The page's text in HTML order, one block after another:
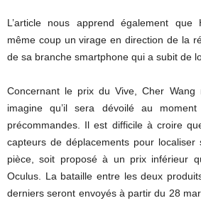
L’article nous apprend également
même coup un virage en direction de la
de sa branche smartphone qui a subit de
Concernant le prix du Vive, Cher Wang
imagine qu’il sera dévoilé au
précommandes. Il est difficile à croire
capteurs de déplacements pour
pièce, soit proposé à un prix inférieur
Oculus. La bataille entre les deux
derniers seront envoyés à partir du 28